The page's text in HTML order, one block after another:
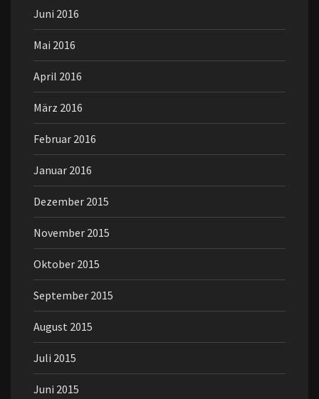
Juni 2016
Mai 2016
April 2016
März 2016
Februar 2016
Januar 2016
Dezember 2015
November 2015
Oktober 2015
September 2015
August 2015
Juli 2015
Juni 2015